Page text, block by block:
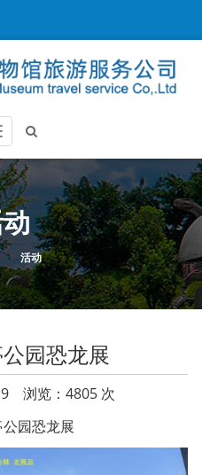
活动
园恐龙展
浏览：4805 次
园恐龙展